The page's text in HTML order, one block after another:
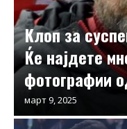
Клоп за
Ќе најдете
фотографии
март 9, 2025